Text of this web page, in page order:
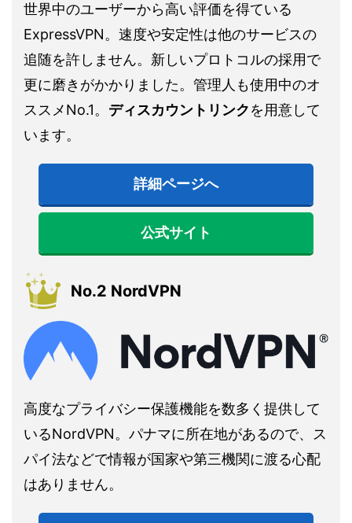
世界中のユーザーから高い評価を得ている
ExpressVPN。速度や安定性は他のサービスの
追随を許しません。新しいプロトコルの採用で
更に磨きがかかりました。管理人も使用中のオ
ススメNo.1。 ディスカウントリンクを用意して
います。
詳細ページへ
公式サイト
No.2 NordVPN
高度なプライバシー保護機能を数多く提供して
いるNordVPN。パナマに所在地があるので、ス
パイ法などで情報が国家や第三機関に渡る心配
はありません。